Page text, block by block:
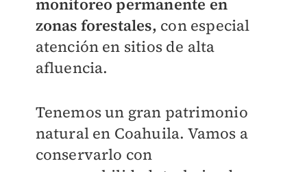
monitoreo permanente en
zonas forestales, con especial
atención en sitios de alta
afluencia.
Tenemos un gran patrimonio
natural en Coahuila. Vamos a
conservarlo con